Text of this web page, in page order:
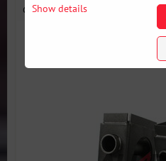
des...
Show details